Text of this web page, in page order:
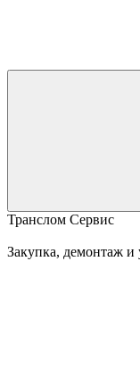
Транслом Сервис
Закупка, демонтаж и